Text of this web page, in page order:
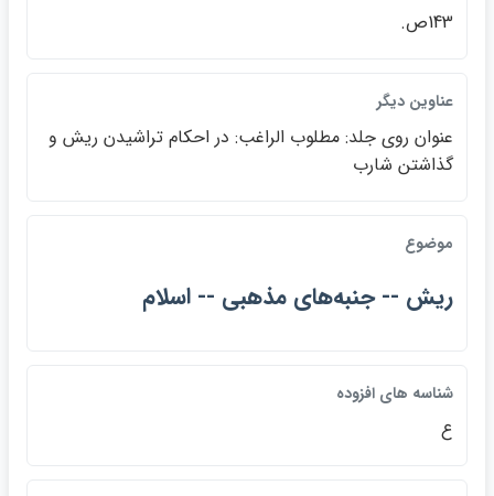
143ص.
عناوين ديگر
عنوان روي جلد: مطلوب الراغب: در احكام تراشيدن ريش و
گذاشتن شارب
موضوع
ريش -- جنبه‌هاي مذهبي -- اسلام
شناسه هاي افزوده
ع